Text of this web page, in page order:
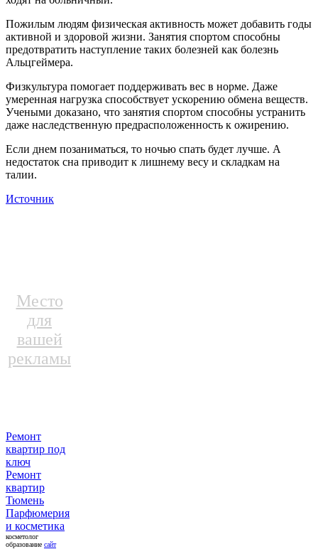
Пожилым людям физическая активность может добавить годы
активной и здоровой жизни. Занятия спортом способны
предотвратить наступление таких болезней как болезнь
Альцгеймера.
Физкультура помогает поддерживать вес в норме. Даже
умеренная нагрузка способствует ускорению обмена веществ.
Учеными доказано, что занятия спортом способны устранить
даже наследственную предрасположенность к ожирению.
Если днем позаниматься, то ночью спать будет лучше. А
недостаток сна приводит к лишнему весу и складкам на
талии.
Источник
Место
для
вашей
рекламы
Ремонт
квартир под
ключ
Ремонт
квартир
Тюмень
Парфюмерия
и косметика
косметолог
образование сайт